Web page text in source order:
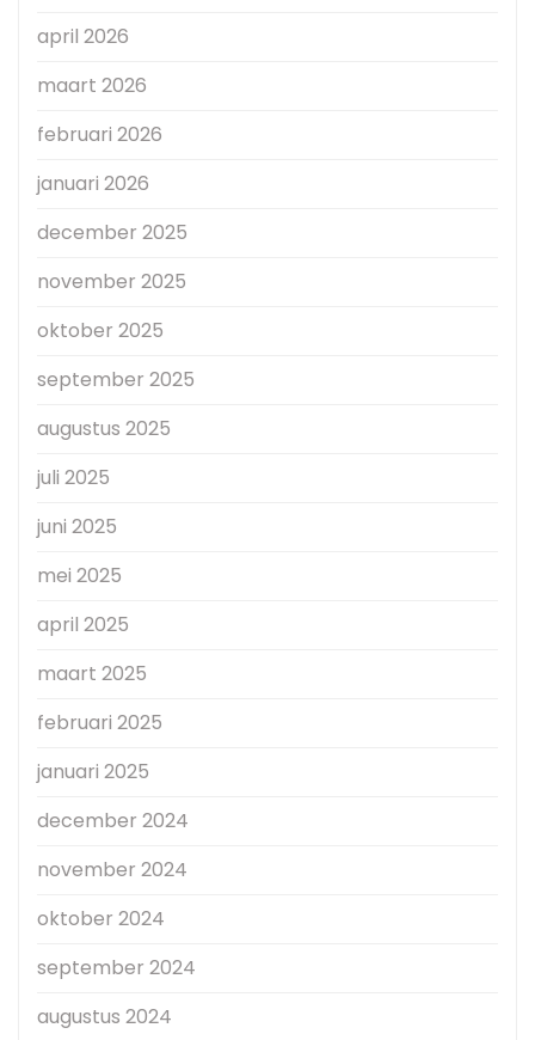
april 2026
maart 2026
februari 2026
januari 2026
december 2025
november 2025
oktober 2025
september 2025
augustus 2025
juli 2025
juni 2025
mei 2025
april 2025
maart 2025
februari 2025
januari 2025
december 2024
november 2024
oktober 2024
september 2024
augustus 2024